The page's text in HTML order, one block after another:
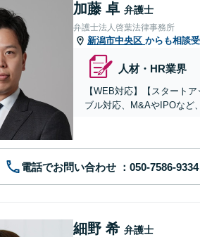
加藤 卓 弁護士
弁護士法人啓葉法律事務所
新潟市中央区 からも相談
人材・HR業界
【WEB対応】【スタート
ブル対応、M&AやIPOなど
電話でお問い合わせ
細野 希 弁護士